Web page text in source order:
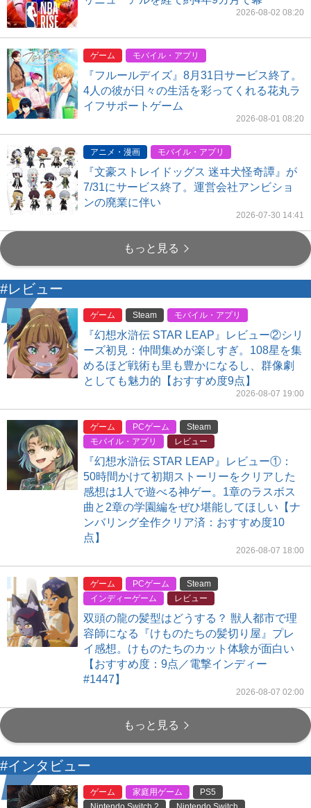
2026-08-02 08:20
ゲーム モバイル・アプリ
『フルールデイズ』8月31日サービス終了。
4人の彼が日々の生活を彩ってくれる花丸ラ
イフサポートゲーム
2026-08-01 08:20
アニメ・漫画 モバイル・アプリ
『文豪ストレイドッグス 迷ヰ犬怪奇譚』が
7/31にサービス終了。運営会社アンビショ
ンの廃業に伴い
2026-07-30 14:41
もっと見る
#レビュー
ゲーム Steam モバイル・アプリ
『幻想水滸伝 STAR LEAP』レビュー②シリ
ーズ初見：仲間集めが楽しすぎ。108星を集
めるほど戦術も里も豊かになるし、群像劇
としても魅力的【おすすめ度9点】
2026-08-07 19:00
ゲーム PCゲーム
Steam
モバイル・アプリ
レビュー
『幻想水滸伝 STAR LEAP』レビュー①：
50時間かけて初期ストーリーをクリアした
感想は1人で遊べる神ゲー。1章のラスボス
曲と2章の学園編をぜひ堪能してほしい【ナ
ンバリング全作クリア済：おすすめ度10
点】
2026-08-07 18:00
ゲーム PCゲーム
Steam
インディーゲーム
レビュー
双頭の龍の髪型はどうする？ 獣人都市で理
容師になる『けものたちの髪切り屋』プレ
イ感想。けものたちのカット体験が面白い
【おすすめ度：9点／電撃インディー
#1447】
2026-08-07 02:00
もっと見る
#インタビュー
ゲーム 家庭用ゲーム
PS5